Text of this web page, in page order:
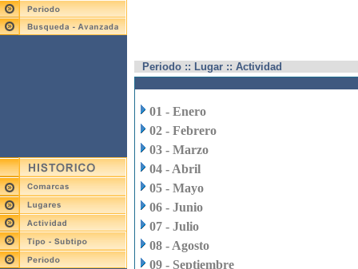
Periodo :: Lugar :: Actividad
01 - Enero
02 - Febrero
03 - Marzo
04 - Abril
05 - Mayo
06 - Junio
07 - Julio
08 - Agosto
09 - Septiembre